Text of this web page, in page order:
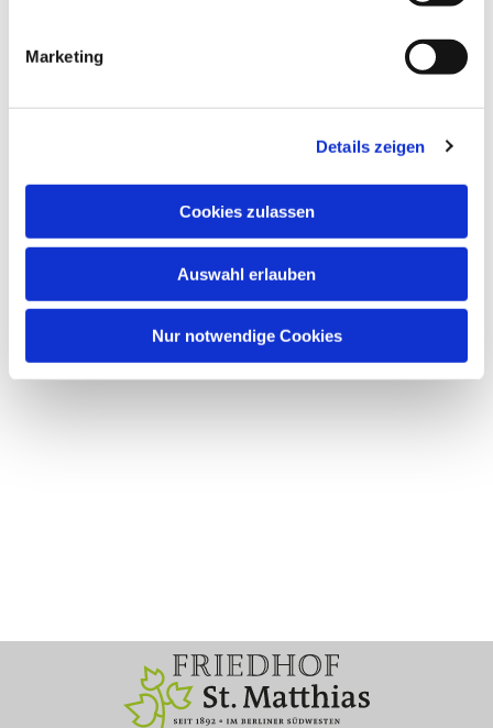
Marketing
Details zeigen
Cookies zulassen
Auswahl erlauben
Nur notwendige Cookies